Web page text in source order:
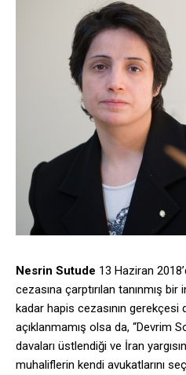
Nesrin Sutude 13 Haziran
cezasına çarptırılan tanınmış bir
kadar hapis cezasının gerekçesi
açıklanmamış olsa da, “Devrim
davaları üstlendiği ve İran
muhaliflerin kendi avukatlarını